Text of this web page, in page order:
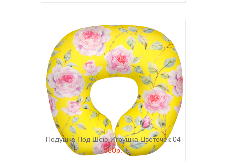
Подушка Под Шею Игрушка Цветочек 04
360р.